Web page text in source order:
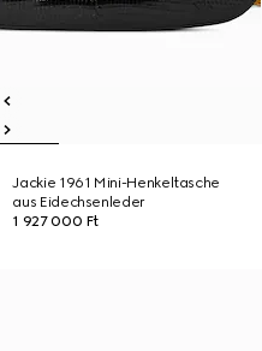
Jackie 1961 Mini-Henkeltasche
aus Eidechsenleder
1 927 000 Ft